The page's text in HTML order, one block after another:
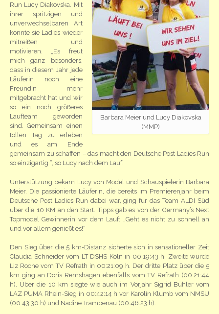
Barbara Meier und Lucy Diakovska
(MMP)
Run Lucy Diakovska. Mit
ihrer spritzigen und
unverwechselbaren Art
konnte sie Ladies wieder
mitreißen und
motivieren. „Es freut
mich ganz besonders,
dass in diesem Jahr jede
Läuferin noch eine
Freundin mehr
mitgebracht hat und wir
so ein noch größeres
Laufteam geworden
sind. Gemeinsam einen
tollen Tag zu erleben
und es am Ende
gemeinsam zu schaffen – das macht den Deutsche Post Ladies Run
so einzigartig “, so Lucy nach dem Lauf.
Unterstützung bekam Lucy von Model und Schauspielerin Barbara
Meier. Die passionierte Läuferin, die bereits im Premierenjahr beim
Deutsche Post Ladies Run dabei war, ging für das Team ALDI Süd
über die 10 KM an den Start. Tipps gab es von der Germany’s Next
Topmodel Gewinnerin vor dem Lauf: „Geht es nicht zu schnell an
und vor allem genießt es!“
Den Sieg über die 5 km-Distanz sicherte sich in sensationeller Zeit
Claudia Schneider vom LT DSHS Köln in 00:19:43 h. Zweite wurde
Liz Roche vom TV Refrath in 00:21:09 h. Der dritte Platz über die 5
km ging an Doris Remshagen ebenfalls vom TV Refrath (00:21:44
h). Über die 10 km siegte wie auch im Vorjahr Sigrid Bühler vom
LAZ PUMA Rhein-Sieg in 00:42:14 h vor Karolin Klumb vom NMSU
(00:43:30 h) und Nadine Trampenau (00:46:23 h).